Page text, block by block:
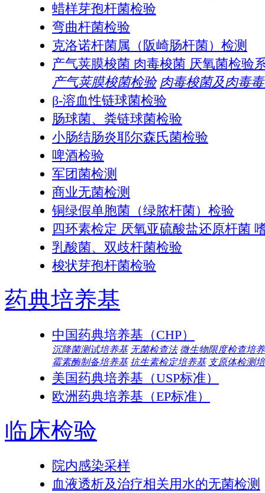
蜡样芽孢杆菌检验
弯曲杆菌检验
克洛诺杆菌属（阪崎肠杆菌）检测
产气荚膜梭菌 肉毒梭菌 厌氧菌检验
产气荚膜梭菌检验 肉毒梭菌及肉毒
β-溶血性链球菌检验
肠球菌、粪链球菌检验
小肠结肠炎耶尔森氏菌检验
啤酒检验
军团菌检测
商业无菌检测
铜绿假单胞菌（绿脓杆菌）检验
四环素检定 厌氧亚硫酸盐还原杆菌
乳酸菌、双歧杆菌检验
梭状芽孢杆菌检验
药典培养基
中国药典培养基（CHP）
沉降菌测试培养基 无菌检查法 微生物限度检查培
霉素酶制备培养基 抗生素检定培养基 支原体检测
美国药典培养基（USP标准）
欧洲药典培养基（EP标准）
临床检验
院内感染采样
血液透析及治疗相关用水的无菌检测